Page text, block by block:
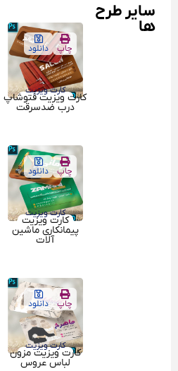
سایر طرح
ها
چاپ دانلود
کارت ویزیت
کارت ویزیت فتوشاپ
درب ضدسرقت
چاپ دانلود
کارت ویزیت
کارت ویزیت
پیمانکاری ماشین
آلات
چاپ دانلود
کارت ویزیت
کارت ویزیت مزون
لباس عروس